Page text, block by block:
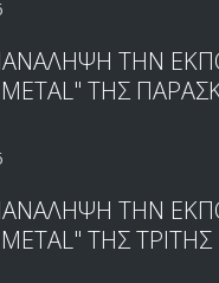
ΤΗΝ
METAL" ΤΗΣ
ΤΗΝ
METAL" ΤΗΣ